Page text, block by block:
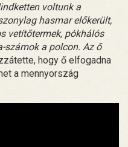
voltunk a
hasmar előkerült,
vetítőtermek, pókhálós
számok a polcon. Az ő
hogy ő elfogadna
a mennyország